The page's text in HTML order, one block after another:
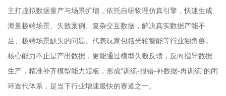
主打虚拟数据量产与场景扩增，依托自研物理仿真引擎，快速生成
海量极端场景、失败案例、复杂交互数据，解决真实数据产能不
足、极端场景缺失的问题。代表玩家包括光轮智能等行业独角兽。
核心能力不止是产出数据，更能通过模型失败反馈，反向指导数据
生产，精准补齐模型能力短板，形成“训练-报错-补数据-再训练”的闭
环迭代体系，是当下行业增速最快的赛道之一。